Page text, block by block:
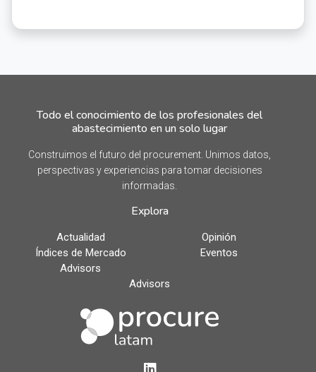
Todo el conocimiento de los profesionales del
abastecimiento en un solo lugar
Construimos el futuro del procurement. Unimos datos,
perspectivas y experiencias para tomar decisiones
informadas.
Explora
Actualidad
Opinión
Índices de Mercado
Eventos
Advisors
Advisors
LinkedIn